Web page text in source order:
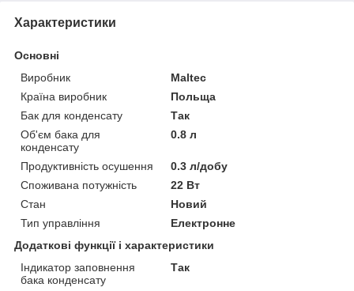
Характеристики
Основні
Виробник
Maltec
Країна виробник
Польща
Бак для конденсату
Так
Об'єм бака для
конденсату
0.8 л
Продуктивність осушення
0.3 л/добу
Споживана потужність
22 Вт
Стан
Новий
Тип управління
Електронне
Додаткові функції і характеристики
Індикатор заповнення
бака конденсату
Так